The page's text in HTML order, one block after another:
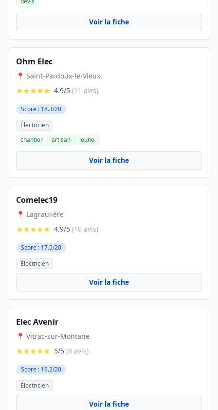
Voir la fiche
Ohm Elec
📍 Saint-Pardoux-le-Vieux
★★★★★ 4.9/5 (11 avis)
Score : 18.3/20
Électricien
chantier
artisan jeune
Voir la fiche
Comelec19
📍 Lagraulière
★★★★★ 4.9/5 (10 avis)
Score : 17.5/20
Électricien
Voir la fiche
Elec Avenir
📍 Vitrac-sur-Montane
★★★★★ 5/5 (8 avis)
Score : 16.2/20
Électricien
Voir la fiche